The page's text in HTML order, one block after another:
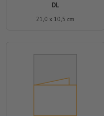
DL
21,0 x 10,5 cm